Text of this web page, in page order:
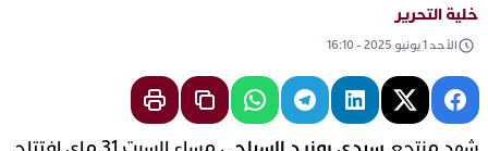
خلية التحرير
الأحد 1 يونيو 2025 - 16:10